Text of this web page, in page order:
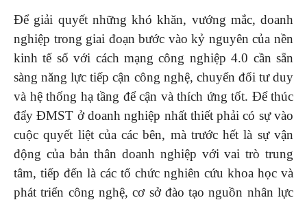
Để giải quyết những khó khăn, vướng mắc, doanh
nghiệp trong giai đoạn bước vào kỷ nguyên của nền
kinh tế số với cách mạng công nghiệp 4.0 cần sẵn
sàng năng lực tiếp cận công nghệ, chuyển đổi tư duy
và hệ thống hạ tầng để cận và thích ứng tốt. Để thúc
đẩy ĐMST ở doanh nghiệp nhất thiết phải có sự vào
cuộc quyết liệt của các bên, mà trước hết là sự vận
động của bản thân doanh nghiệp với vai trò trung
tâm, tiếp đến là các tổ chức nghiên cứu khoa học và
phát triển công nghệ, cơ sở đào tạo nguồn nhân lực